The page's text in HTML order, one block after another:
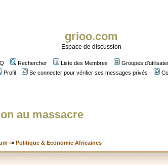
grioo.com
Espace de discussion
Rechercher Liste des Membres Groupes
Profil
Se connecter pour vérifier ses messages privés
au massacre
-> Politique & Economie Africaines